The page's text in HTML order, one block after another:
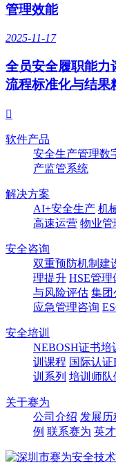
管理效能
2025-11-17
全员安全履职能力
流程标准化与结果

软件产品
安全生产管理数
产监管系统
解决方案
AI+安全生产 机
高速运营 物业管
安全咨询
双重预防机制建
理提升 HSE管理
与风险评估 集团
应急管理咨询
安全培训
NEBOSH证书培
训课程 国际认证
训系列 培训师队
关于赛为
公司介绍 发展历
例 联系赛为 英